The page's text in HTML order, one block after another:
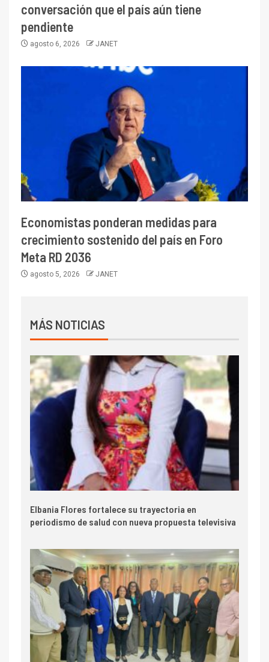
conversación que el país aún tiene
pendiente
agosto 6, 2026 JANET
Economistas ponderan medidas para
crecimiento sostenido del país en Foro
Meta RD 2036
agosto 5, 2026 JANET
MÁS NOTICIAS
Elbania Flores fortalece su trayectoria en
periodismo de salud con nueva propuesta televisiva